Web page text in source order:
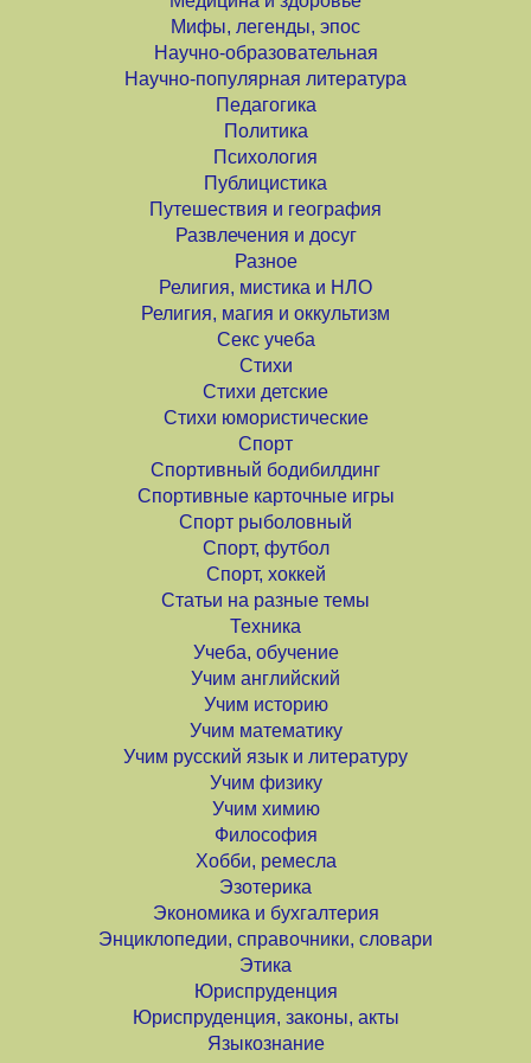
Мифы, легенды, эпос
Научно-образовательная
Научно-популярная литература
Педагогика
Политика
Психология
Публицистика
Путешествия и география
Развлечения и досуг
Разное
Религия, мистика и НЛО
Религия, магия и оккультизм
Секс учеба
Стихи
Стихи детские
Стихи юмористические
Спорт
Спортивный бодибилдинг
Спортивные карточные игры
Спорт рыболовный
Спорт, футбол
Спорт, хоккей
Статьи на разные темы
Техника
Учеба, обучение
Учим английский
Учим историю
Учим математику
Учим русский язык и литературу
Учим физику
Учим химию
Философия
Хобби, ремесла
Эзотерика
Экономика и бухгалтерия
Энциклопедии, справочники, словари
Этика
Юриспруденция
Юриспруденция, законы, акты
Языкознание